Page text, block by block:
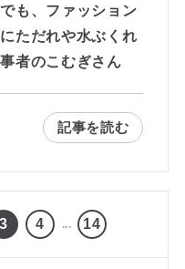
も、ファッション
ただれや水ぶくれ
者のこむぎさん
記事を読む
3 4 ... 14